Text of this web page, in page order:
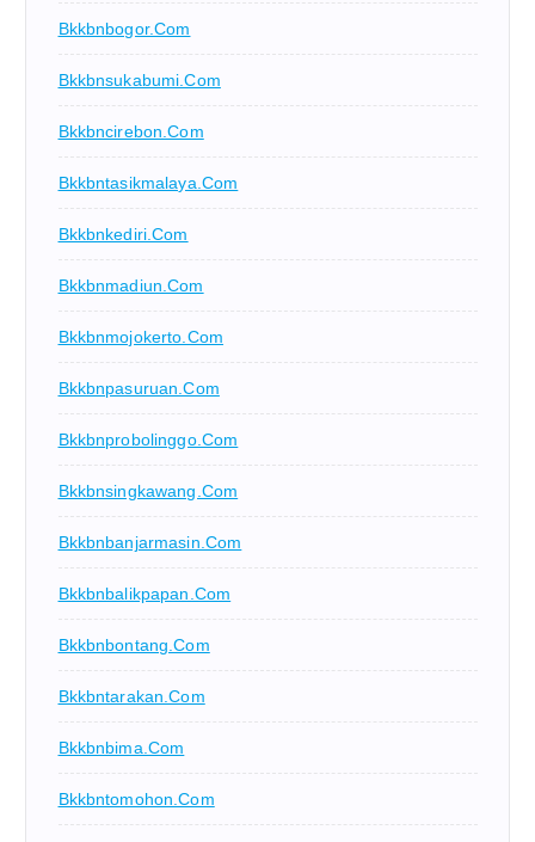
Bkkbnbogor.com
Bkkbnsukabumi.com
Bkkbncirebon.com
Bkkbntasikmalaya.com
Bkkbnkediri.com
Bkkbnmadiun.com
Bkkbnmojokerto.com
Bkkbnpasuruan.com
Bkkbnprobolinggo.com
Bkkbnsingkawang.com
Bkkbnbanjarmasin.com
Bkkbnbalikpapan.com
Bkkbnbontang.com
Bkkbntarakan.com
Bkkbnbima.com
Bkkbntomohon.com